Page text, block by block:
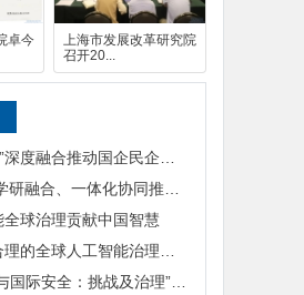
卓今
上海市发展改革研究院
召开20...
全球治理贡献中国智慧
“人工智能与国际安全：挑战及治理”国际学术研讨会在京召开